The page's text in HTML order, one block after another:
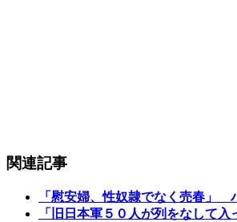
関連記事
「慰安婦、性奴隷でなく売春」
「旧日本軍５０人が列をなして